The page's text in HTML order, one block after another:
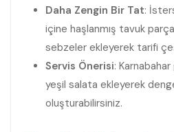
Daha Zengin Bir Tat:
içine haşlanmış tavuk
sebzeler ekleyerek tarifi
Servis Önerisi:
yeşil salata ekleyerek
oluşturabilirsiniz.